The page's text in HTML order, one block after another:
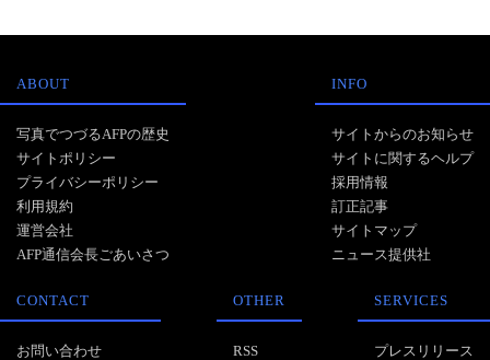
ABOUT
写真でつづるAFPの歴史
サイトポリシー
プライバシーポリシー
利用規約
運営会社
AFP通信会長ごあいさつ
INFO
サイトからのお知らせ
サイトに関するヘルプ
採用情報
訂正記事
サイトマップ
ニュース提供社
CONTACT
お問い合わせ
OTHER
RSS
SERVICES
プレスリリース